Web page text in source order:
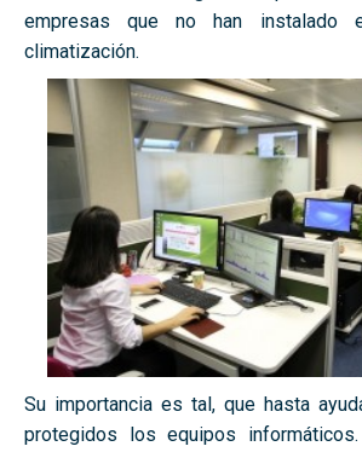
empresas que no han instalado
climatización.
Su importancia es tal, que hasta
protegidos los equipos